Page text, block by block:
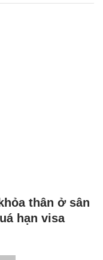
thân ở sân
hạn visa